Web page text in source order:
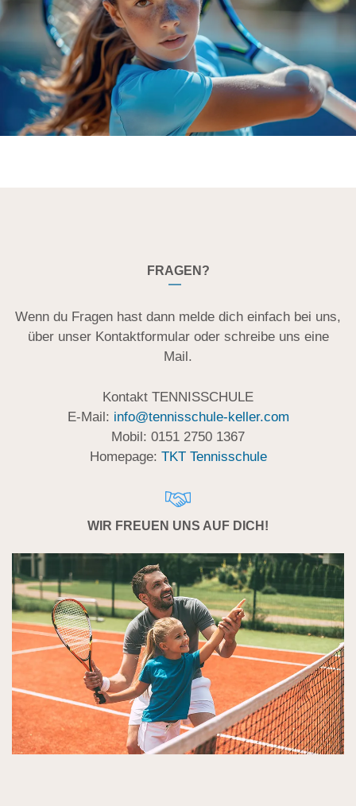
FRAGEN?
Wenn du Fragen hast dann melde dich einfach bei uns,
über unser Kontaktformular oder schreibe uns eine
Mail.
Kontakt TENNISSCHULE
E-Mail: info@tennisschule-keller.com
Mobil: 0151 2750 1367
Homepage: TKT Tennisschule
WIR FREUEN UNS AUF DICH!